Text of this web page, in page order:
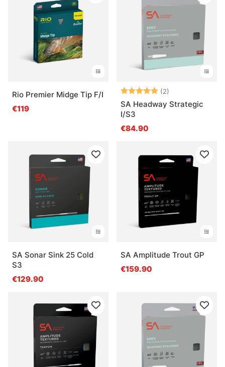
Rio Premier Midge Tip F/I
€119
Arvio: (2)
SA Headway Strategic
I/S3
€84.90
SA Sonar Sink 25 Cold
S3
€129.90
SA Amplitude Trout GP
€159.90